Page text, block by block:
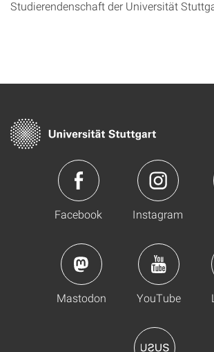
Studierendenschaft der Universität
Facebook Instagram
Mastodon YouTube